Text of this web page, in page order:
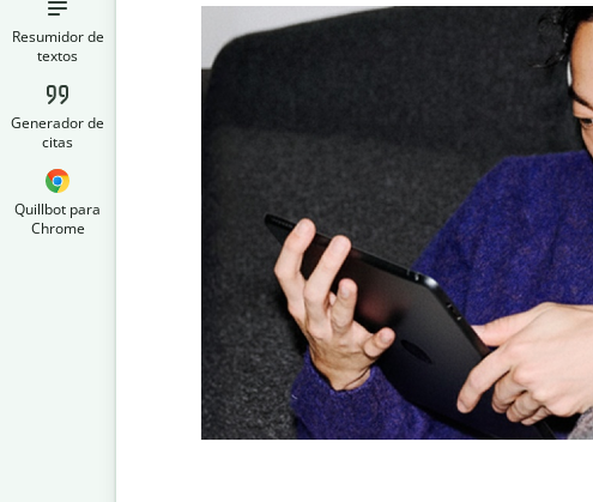
Resumidor de
textos
Generador de
citas
Quillbot para
Chrome